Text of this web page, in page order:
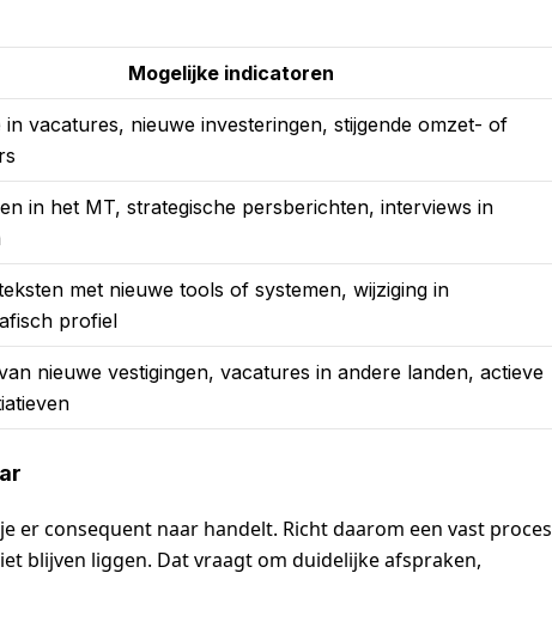
Mogelijke indicatoren
in vacatures, nieuwe investeringen, stijgende omzet- of
in het MT, strategische persberichten, interviews in
met nieuwe tools of systemen, wijziging in
profiel
nieuwe vestigingen, vacatures in andere landen, actieve
er consequent naar handelt. Richt daarom een vast proces
blijven liggen. Dat vraagt om duidelijke afspraken,